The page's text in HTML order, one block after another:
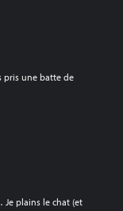
pris une batte de
Je plains le chat (et